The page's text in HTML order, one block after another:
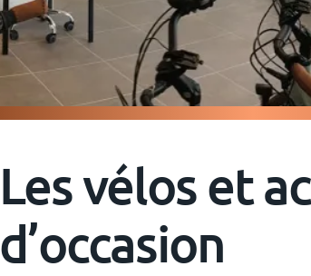
Les vélos et
d’occasion